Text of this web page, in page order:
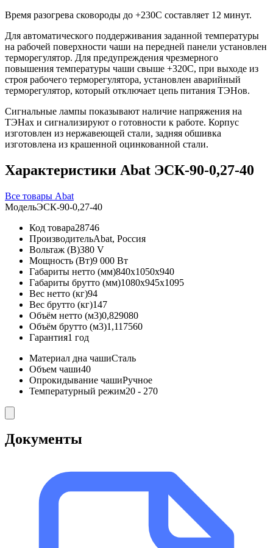
Время разогрева сковороды до +230С составляет 12 минут.
Для автоматического поддерживания заданной температуры
на рабочей поверхности чаши на передней панели установлен
терморегулятор. Для предупреждения чрезмерного
повышения температуры чаши свыше +320С, при выходе из
строя рабочего терморегулятора, установлен аварийный
терморегулятор, который отключает цепь питания ТЭНов.
Сигнальные лампы показывают наличие напряжения на
ТЭНах и сигнализируют о готовности к работе. Корпус
изготовлен из нержавеющей стали, задняя обшивка
изготовлена из крашенной оцинкованной стали.
Характеристики Abat ЭСК-90-0,27-40
Все товары Abat
МодельЭСК-90-0,27-40
Код товара28746
ПроизводительAbat, Россия
Вольтаж (В)380 V
Мощность (Вт)9 000 Вт
Габариты нетто (мм)840x1050x940
Габариты брутто (мм)1080x945x1095
Вес нетто (кг)94
Вес брутто (кг)147
Объём нетто (м3)0,829080
Объём брутто (м3)1,117560
Гарантия1 год
Материал дна чашиСталь
Объем чаши40
Опрокидывание чашиРучное
Температурный режим20 - 270
Документы